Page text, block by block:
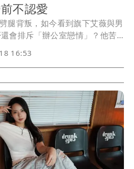
不認愛
腿背叛，如今看到旗下艾薇與男
會排斥「辦公室戀情」？他苦
16:53